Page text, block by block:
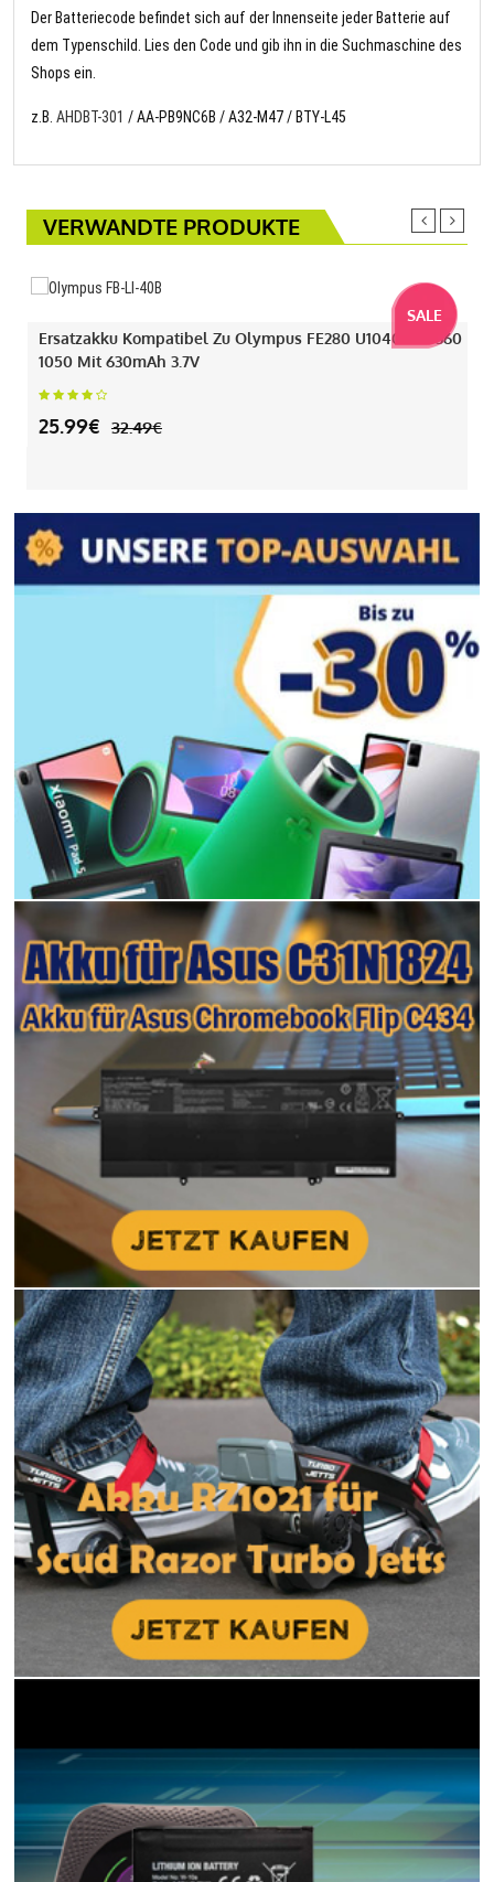
Der Batteriecode befindet sich auf der Innenseite jeder Batterie auf
dem Typenschild. Lies den Code und gib ihn in die Suchmaschine des
Shops ein.
z.B. AHDBT-301 / AA-PB9NC6B / A32-M47 / BTY-L45
VERWANDTE PRODUKTE
SALE
Ersatzakku Kompatibel Zu Olympus FE280 U1040 330 360
1050 Mit 630mAh 3.7V
25.99€ 32.49€